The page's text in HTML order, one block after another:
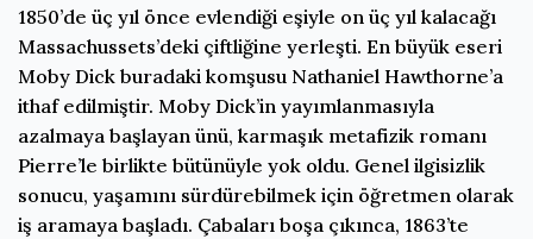
1850’de üç yıl önce evlendiği eşiyle on üç yıl kalacağı
Massachussets’deki çiftliğine yerleşti. En büyük eseri
Moby Dick buradaki komşusu Nathaniel Hawthorne’a
ithaf edilmiştir. Moby Dick’in yayımlanmasıyla
azalmaya başlayan ünü, karmaşık metafizik romanı
Pierre’le birlikte bütünüyle yok oldu. Genel ilgisizlik
sonucu, yaşamını sürdürebilmek için öğretmen olarak
iş aramaya başladı. Çabaları boşa çıkınca, 1863’te